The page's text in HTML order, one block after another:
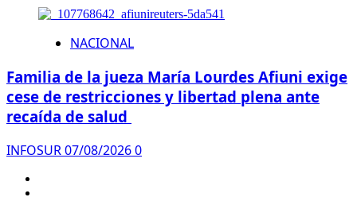
NACIONAL
Familia de la jueza María Lourdes Afiuni exige
cese de restricciones y libertad plena ante
recaída de salud
INFOSUR07/08/20260